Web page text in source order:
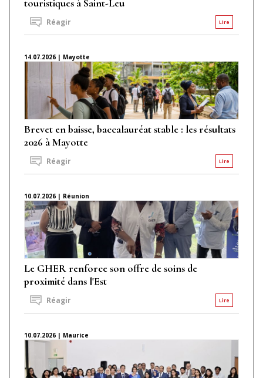
touristiques à Saint-Leu
Lire
Réagir
14.07.2026 | Mayotte
Brevet en baisse, baccalauréat stable : les résultats
2026 à Mayotte
Lire
Réagir
10.07.2026 | Réunion
Le GHER renforce son offre de soins de
proximité dans l'Est
Lire
Réagir
10.07.2026 | Maurice